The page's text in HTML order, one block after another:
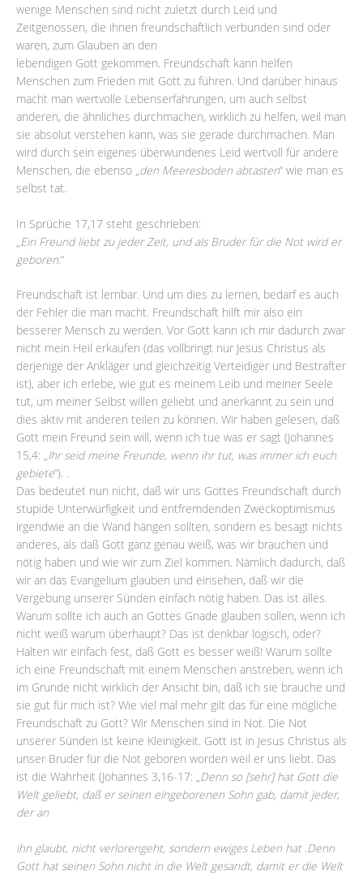
wenige Menschen sind nicht zuletzt durch Leid und
Zeitgenossen, die ihnen freundschaftlich verbunden sind oder
waren, zum Glauben an den
lebendigen Gott gekommen. Freundschaft kann helfen
Menschen zum Frieden mit Gott zu führen. Und darüber hinaus
macht man wertvolle Lebenserfahrungen, um auch selbst
anderen, die ähnliches durchmachen, wirklich zu helfen, weil man
sie absolut verstehen kann, was sie gerade durchmachen. Man
wird durch sein eigenes überwundenes Leid wertvoll für andere
Menschen, die ebenso „ den Meeresboden abtasten“ wie man es
selbst tat.
In Sprüche 17,17 steht geschrieben:
Ein Freund liebt zu jeder Zeit, und als Bruder für die Not wird er
geboren.“
Freundschaft ist lernbar. Und um dies zu lernen, bedarf es auch
der Fehler die man macht. Freundschaft hilft mir also ein
besserer Mensch zu werden. Vor Gott kann ich mir dadurch zwar
nicht mein Heil erkaufen (das vollbringt nur Jesus Christus als
derjenige der Ankläger und gleichzeitig Verteidiger und Bestrafter
ist), aber ich erlebe, wie gut es meinem Leib und meiner Seele
tut, um meiner Selbst willen geliebt und anerkannt zu sein und
dies aktiv mit anderen teilen zu können. Wir haben gelesen, daß
Gott mein Freund sein will, wenn ich tue was er sagt (Johannes
15,4: „Ihr seid meine Freunde, wenn ihr tut, was immer ich euch
gebiete“). .
Das bedeutet nun nicht, daß wir uns Gottes Freundschaft durch
stupide Unterwürfigkeit und entfremdenden Zweckoptimismus
irgendwie an die Wand hängen sollten, sondern es besagt nichts
anderes, als daß Gott ganz genau weiß, was wir brauchen und
nötig haben und wie wir zum Ziel kommen. Nämlich dadurch, daß
wir an das Evangelium glauben und einsehen, daß wir die
Vergebung unserer Sünden einfach nötig haben. Das ist alles.
Warum sollte ich auch an Gottes Gnade glauben sollen, wenn ich
nicht weiß warum überhaupt? Das ist denkbar logisch, oder?
Halten wir einfach fest, daß Gott es besser weiß! Warum sollte
ich eine Freundschaft mit einem Menschen anstreben, wenn ich
im Grunde nicht wirklich der Ansicht bin, daß ich sie brauche und
sie gut für mich ist? Wie viel mal mehr gilt das für eine mögliche
Freundschaft zu Gott? Wir Menschen sind in Not. Die Not
unserer Sünden ist keine Kleinigkeit. Gott ist in Jesus Christus als
unser Bruder für die Not geboren worden weil er uns liebt. Das
ist die Wahrheit (Johannes 3,16-17: „Denn so [sehr] hat Gott die
Welt geliebt, daß er seinen eingeborenen Sohn gab, damit jeder,
der an
ihn glaubt, nicht verlorengeht, sondern ewiges Leben hat .Denn
Gott hat seinen Sohn nicht in die Welt gesandt, damit er die Welt